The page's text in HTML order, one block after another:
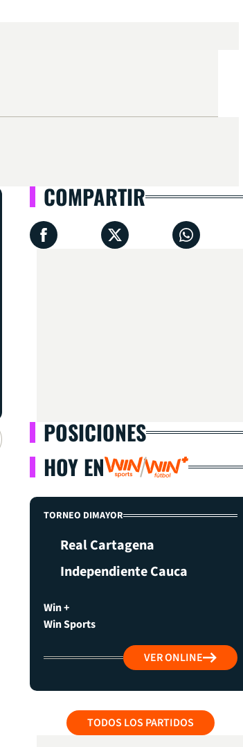
COMPARTIR
POSICIONES
HOY EN
TORNEO DIMAYOR
Real Cartagena
Independiente Cauca
Win +
Win Sports
VER ONLINE
TODOS LOS PARTIDOS